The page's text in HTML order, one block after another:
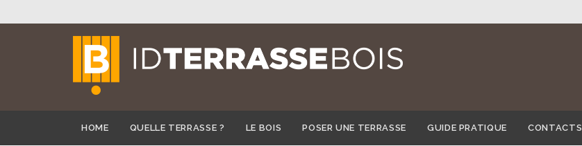
HOME QUELLE TERRASSE ? LE BOIS POSER UNE TERRASSE GUIDE PRATIQUE CONTACTS